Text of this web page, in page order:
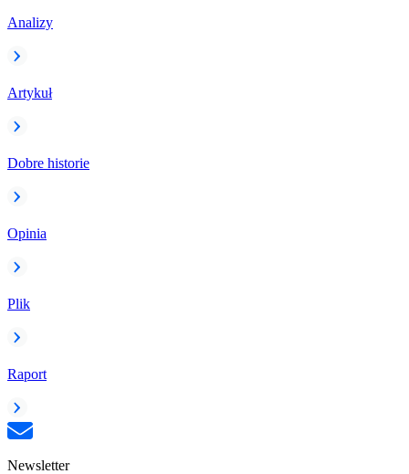
Analizy
Artykuł
Dobre historie
Opinia
Plik
Raport
Newsletter